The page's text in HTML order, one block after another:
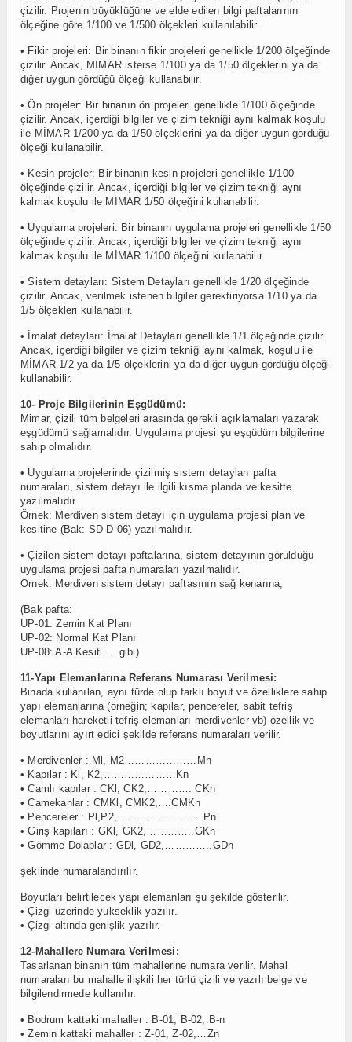
çizilir. Projenin büyüklüğüne ve elde edilen bilgi paftalarının
ölçeğine göre 1/100 ve 1/500 ölçekleri kullanılabilir.
• Fikir projeleri: Bir binanın fikir projeleri genellikle 1/200 ölçeğinde
çizilir. Ancak, MIMAR isterse 1/100 ya da 1/50 ölçeklerini ya da
diğer uygun gördüğü ölçeği kullanabilir.
• Ön projeler: Bir binanın ön projeleri genellikle 1/100 ölçeğinde
çizilir. Ancak, içerdiği bilgiler ve çizim tekniği aynı kalmak koşulu
ile MİMAR 1/200 ya da 1/50 ölçeklerini ya da diğer uygun gördüğü
ölçeği kullanabilir.
• Kesin projeler: Bir binanın kesin projeleri genellikle 1/100
ölçeğinde çizilir. Ancak, içerdiği bilgiler ve çizim tekniği aynı
kalmak koşulu ile MİMAR 1/50 ölçeğini kullanabilir.
• Uygulama projeleri: Bir binanın uygulama projeleri genellikle 1/50
ölçeğinde çizilir. Ancak, içerdiği bilgiler ve çizim tekniği aynı
kalmak koşulu ile MİMAR 1/100 ölçeğini kullanabilir.
• Sistem detayları: Sistem Detayları genellikle 1/20 ölçeğinde
çizilir. Ancak, verilmek istenen bilgiler gerektiriyorsa 1/10 ya da
1/5 ölçekleri kullanabilir.
• İmalat detayları: İmalat Detayları genellikle 1/1 ölçeğinde çizilir.
Ancak, içerdiği bilgiler ve çizim tekniği aynı kalmak, koşulu ile
MİMAR 1/2 ya da 1/5 ölçeklerini ya da diğer uygun gördüğü ölçeği
kullanabilir.
10- Proje Bilgilerinin Eşgüdümü:
Mimar, çizili tüm belgeleri arasında gerekli açıklamaları yazarak
eşgüdümü sağlamalıdır. Uygulama projesi şu eşgüdüm bilgilerine
sahip olmalıdır.
• Uygulama projelerinde çizilmiş sistem detayları pafta
numaraları, sistem detayı ile ilgili kısma planda ve kesitte
yazılmalıdır.
Örnek: Merdiven sistem detayı için uygulama projesi plan ve
kesitine (Bak: SD-D-06) yazılmalıdır.
• Çizilen sistem detayı paftalarına, sistem detayının görüldüğü
uygulama projesi pafta numaraları yazılmalıdır.
Örnek: Merdiven sistem detayı paftasının sağ kenarına,
(Bak pafta:
UP-01: Zemin Kat Planı
UP-02: Normal Kat Planı
UP-08: A-A Kesiti…. gibi)
11-Yapı Elemanlarına Referans Numarası Verilmesi:
Binada kullanılan, aynı türde olup farklı boyut ve özelliklere sahip
yapı elemanlarına (örneğin; kapılar, pencereler, sabit tefriş
elemanları hareketli tefriş elemanları merdivenler vb) özellik ve
boyutlarını ayırt edici şekilde referans numaraları verilir.
• Merdivenler : Ml, M2…………………Mn
• Kapılar : Kl, K2,…………………Kn
• Camlı kapılar : CKl, CK2,…………. CKn
• Camekanlar : CMKl, CMK2,….CMKn
• Pencereler : Pl,P2,…………………….Pn
• Giriş kapıları : GKl, GK2,…………..GKn
• Gömme Dolaplar : GDl, GD2,…………..GDn
şeklinde numaralandırılır.
Boyutları belirtilecek yapı elemanları şu şekilde gösterilir.
• Çizgi üzerinde yükseklik yazılır.
• Çizgi altında genişlik yazılır.
12-Mahallere Numara Verilmesi:
Tasarlanan binanın tüm mahallerine numara verilir. Mahal
numaraları bu mahalle ilişkili her türlü çizili ve yazılı belge ve
bilgilendirmede kullanılır.
• Bodrum kattaki mahaller : B-01, B-02,.B-n
• Zemin kattaki mahaller : Z-01, Z-02,…Zn